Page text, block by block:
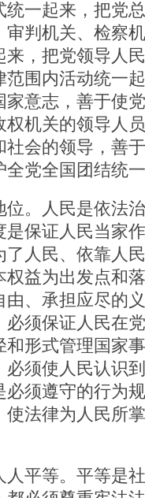
一起来，把党
判机关、检察
，把党领导人
围内活动统一
意志，善于使
机关的领导人
会的领导，善
全党全国团结统
人民是依法治
保证人民当家
了人民、依靠人
益为出发点和
、承担应尽的
须保证人民在
形式管理国家
须使人民认识
须遵守的行为
法律为人民所
等。平等是社